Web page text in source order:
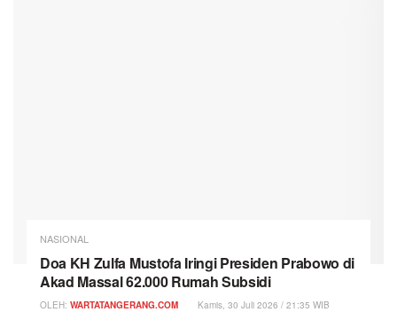
NASIONAL
Doa KH Zulfa Mustofa Iringi Presiden Prabowo di
Akad Massal 62.000 Rumah Subsidi
OLEH: WARTATANGERANG.COM Kamis, 30 Juli 2026 / 21:35 WIB